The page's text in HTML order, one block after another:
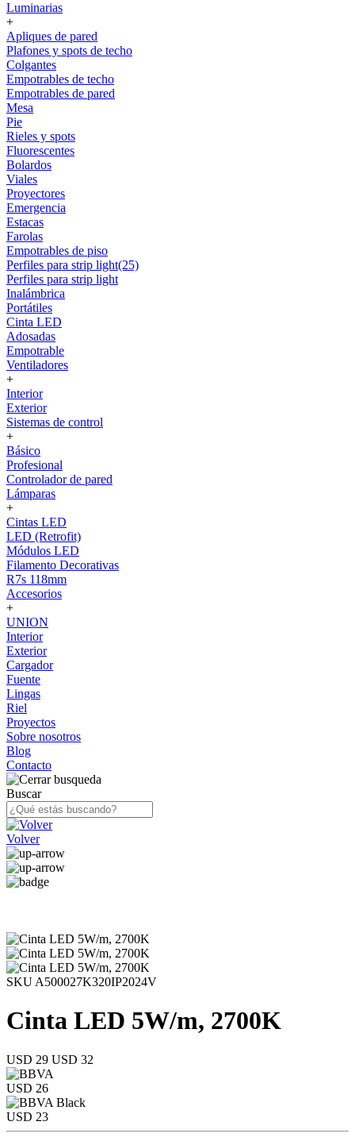
Luminarias
+
Apliques de pared
Plafones y spots de techo
Colgantes
Empotrables de techo
Empotrables de pared
Mesa
Pie
Rieles y spots
Fluorescentes
Bolardos
Viales
Proyectores
Emergencia
Estacas
Farolas
Empotrables de piso
Perfiles para strip light(25)
Perfiles para strip light
Inalámbrica
Portátiles
Cinta LED
Adosadas
Empotrable
Ventiladores
+
Interior
Exterior
Sistemas de control
+
Básico
Profesional
Controlador de pared
Lámparas
+
Cintas LED
LED (Retrofit)
Módulos LED
Filamento Decorativas
R7s 118mm
Accesorios
+
UNION
Interior
Exterior
Cargador
Fuente
Lingas
Riel
Proyectos
Sobre nosotros
Blog
Contacto
Buscar
Volver
SKU A500027K320IP2024V
Cinta LED 5W/m, 2700K
USD 29 USD 32
USD 26
USD 23